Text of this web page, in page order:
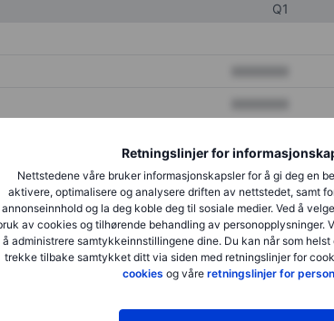
Retningslinjer for
Nettstedene våre bruker informasjonskapsler for å gi deg en
aktivere, optimalisere og analysere driften av nettstedet, samt
annonseinnhold og la deg koble deg til sosiale medier. Ved å
av cookies og tilhørende behandling av personopplysninger.
å administrere samtykkeinnstillingene dine. Du kan når som
trekke tilbake samtykket ditt via siden med retningslinjer for
cookies og våre retningslinjer for
Q1
XXXXXXX
XXXXXXX